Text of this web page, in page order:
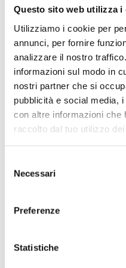
Questo sito web utilizza i
Utilizziamo i cookie per
annunci, per fornire
analizzare il nostro
informazioni sul modo in
nostri partner che si
pubblicità e social media,
con altre informazioni che
raccolto dal tuo utilizzo
delNecessari
Preferenze
Statistiche
AI-CPW-R-01
Die Handfeuermelder
01 sind für
automatisch
adressiert werden.
ALCP100 –